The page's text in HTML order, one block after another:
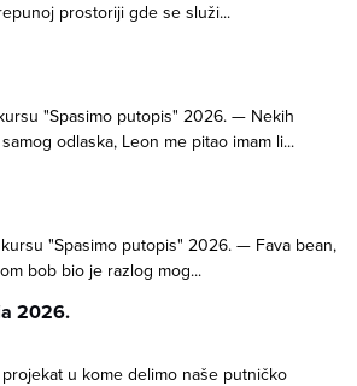
prostoriji gde se služi...
"Spasimo putopis" 2026. — Nekih
odlaska, Leon me pitao imam li...
"Spasimo putopis" 2026. — Fava bean,
bob bio je razlog mog...
2026.
u kome delimo naše putničko